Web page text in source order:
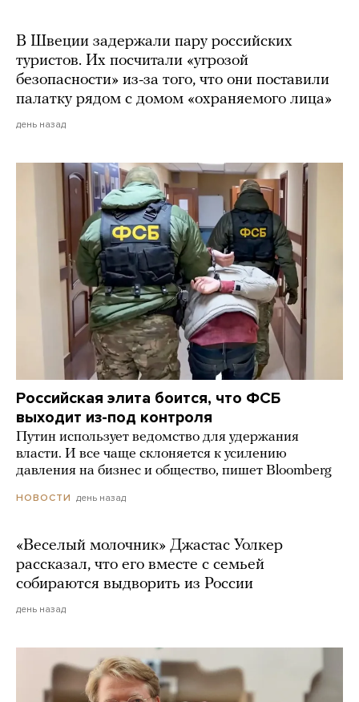
В Швеции задержали пару российских
туристов. Их посчитали «угрозой
безопасности» из-за того, что они поставили
палатку рядом с домом «охраняемого лица»
день назад
Российская элита боится, что ФСБ
выходит из-под контроля
Путин использует ведомство для удержания
власти. И все чаще склоняется к усилению
давления на бизнес и общество, пишет Bloomberg
НОВОСТИ день назад
«Веселый молочник» Джастас Уолкер
рассказал, что его вместе с семьей
собираются выдворить из России
день назад